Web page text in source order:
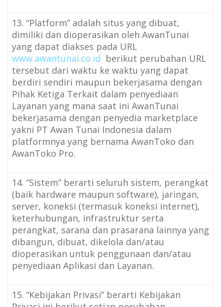
13. “Platform” adalah situs yang dibuat,
dimiliki dan dioperasikan oleh AwanTunai
yang dapat diakses pada URL
www.awantunai.co.id berikut perubahan URL
tersebut dari waktu ke waktu yang dapat
berdiri sendiri maupun bekerjasama dengan
Pihak Ketiga Terkait dalam penyediaan
Layanan yang mana saat ini AwanTunai
bekerjasama dengan penyedia marketplace
yakni PT Awan Tunai Indonesia dalam
platformnya yang bernama AwanToko dan
AwanToko Pro.
14. “Sistem” berarti seluruh sistem, perangkat
(baik hardware maupun software), jaringan,
server, koneksi (termasuk koneksi internet),
keterhubungan, infrastruktur serta
perangkat, sarana dan prasarana lainnya yang
dibangun, dibuat, dikelola dan/atau
dioperasikan untuk penggunaan dan/atau
penyediaan Aplikasi dan Layanan.
15. “Kebijakan Privasi” berarti Kebijakan